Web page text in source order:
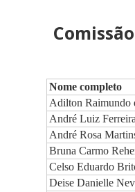
Nome completo
Adilton Raimundo
André Luiz Ferreira
André Rosa
Bruna Carmo
Celso Eduardo
Deise Danielle